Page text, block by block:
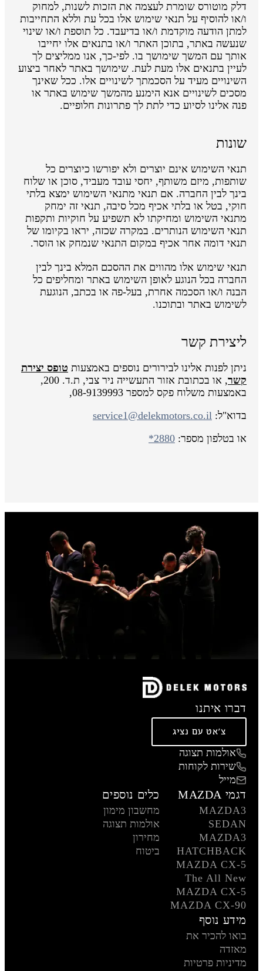
דלק מוטורס שומרת לעצמה את הזכות לשנות, למחוק
ו/או להוסיף על תנאי שימוש אלו בכל עת וללא התחייבות
למתן הודעה מוקדמת ו/או בדיעבד. כל תוספת ו/או שינוי
שנעשה באתר, בתוכן האתר ו/או בתנאים אלו יחייבו
אותך עם המשך שימושך בו. לפי-כך, אנו ממליצים לך
לעיין בתנאים אלו מעת לעת. שימושך באתר לאחר ביצוע
השינויים מעיד על הסכמתך לשינויים אלו. ככל שאינך
מסכים לשינויים אנא הימנע מהמשך שימוש באתר או
פנה אלינו לסיוע כדי לתת לך פתרונות חלופיים.
שונות
תנאי השימוש אינם יוצרים ולא יפורשו כיוצרים כל
שותפות, מיזם משותף, יחסי עובד מעביד, סוכן או שלוח
בינך לבין החברה. אם תנאי מתנאי השימוש ימצא בלתי
חוקי, בטל או בלתי אכיף מכל סיבה, תנאי זה ימחק
מתנאי השימוש ומחיקתו לא תשפיע על חוקיות ותקפות
תנאי השימוש הנותרים. במקרה שכזה, יראו בקיומו של
תנאי דומה אחר אכיף במקום התנאי שנמחק או הוסר.
תנאי שימוש אלו מהווים את ההסכם המלא בינך לבין
החברה בכל הנוגע לאופן השימוש באתר ומחליפים כל
הבנה ו/או הסכמה אחרת, בעל-פה או בכתב, הנוגעת
לשימוש באתר ובתוכנו.
ליצירת קשר
ניתן לפנות אלינו לבירורים נוספים באמצעות טופס יצירת
קשר
, או בכתובת אזור התעשייה ניר צבי, ת.ד. 200,
באמצעות משלוח פקס למספר 08-9139993,
בדוא"ל:service1@delekmotors.co.il
או בטלפון מספר: *2880
דברו איתנו
צ'אט עם נציג
אולמות תצוגה
שירות לקוחות
מייל
דגמי MAZDA
MAZDA3
SEDAN
MAZDA3
HATCHBACK
MAZDA CX-5
The All New
MAZDA CX-5
MAZDA CX-90
כלים נוספים
מחשבון מימון
אולמות תצוגה
מחירון
ביטוח
מידע נוסף
בואו להכיר את
מאזדה
מדיניות פרטיות